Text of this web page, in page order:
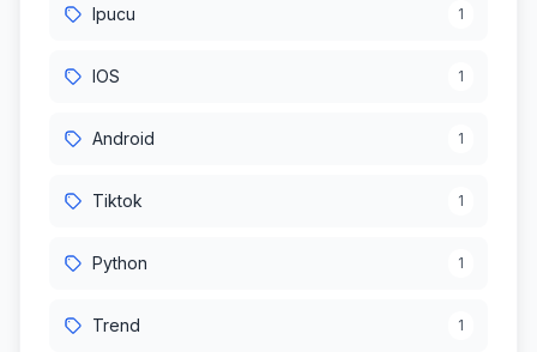
Ipucu 1
IOS 1
Android 1
Tiktok 1
Python 1
Trend 1